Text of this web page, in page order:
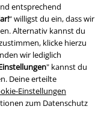
entsprechend
“ willigst du ein, dass wir
Alternativ kannst du
klicke hierzu
wir lediglich
" kannst du
Deine erteilte
Einstellungen
zum Datenschutz